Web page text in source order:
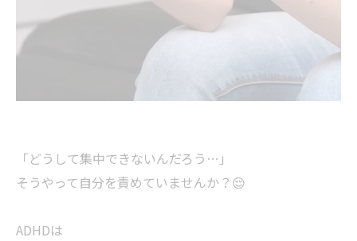
「どうして集中できないんだろう…」
そうやって自分を責めていませんか？😌
ADHDは